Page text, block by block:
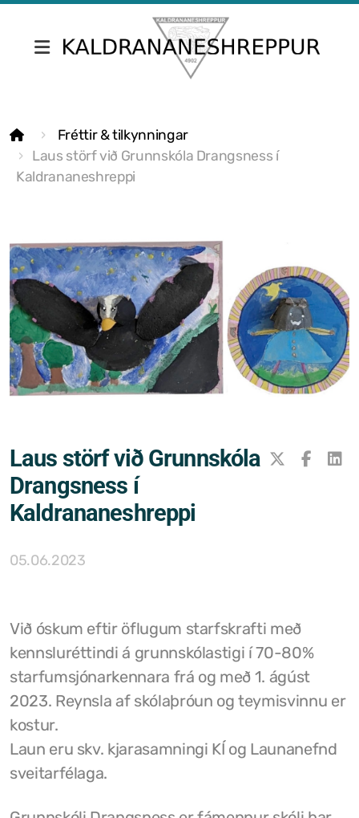
Fréttir & tilkynningar
Laus störf við Grunnskóla Drangsness í
Kaldrananeshreppi
Laus störf við Grunnskóla
Drangsness í
Kaldrananeshreppi
05.06.2023
Við óskum eftir öflugum starfskrafti með
kennsluréttindi á grunnskólastigi í 70-80%
starfumsjónarkennara frá og með 1. ágúst
2023. Reynsla af skólaþróun og teymisvinnu er
kostur.
Laun eru skv. kjarasamningi KÍ og Launanefnd
sveitarfélaga.
Skrifstofa Kaldrananeshrepps
Gjaldskrár
Nefndir
Fundargerðir sveitarstjórnar
Fundargerðir nefnda
Siðareglur
Samþykktir
Ársreikningar
Aðalskipulag Kaldrananeshrepps
Skipulag og framkvæmdir
Hitaveita Drangsness
Slökkvilið Drangsness
Sorpsamlag Strandasýslu
Grunnskóli Drangsness
Frístundastyrkur